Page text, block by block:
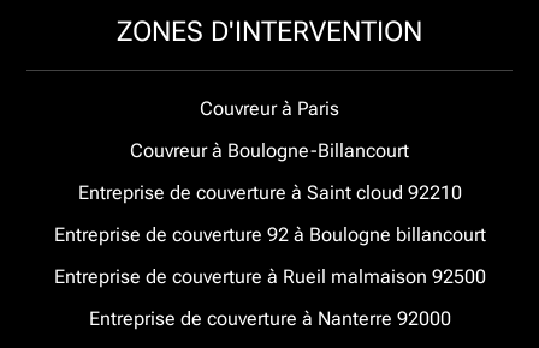
ZONES D'INTERVENTION
Couvreur à Paris
Couvreur à Boulogne-Billancourt
Entreprise de couverture à Saint cloud 92210
Entreprise de couverture 92 à Boulogne billancourt
Entreprise de couverture à Rueil malmaison 92500
Entreprise de couverture à Nanterre 92000